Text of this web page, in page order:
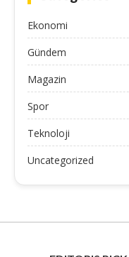
Ekonomi
Gündem
Magazin
Spor
Teknoloji
Uncategorized